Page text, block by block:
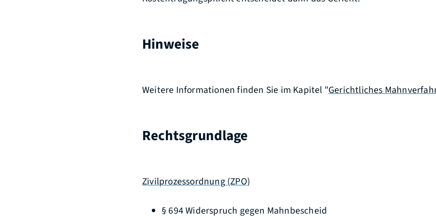
Hinweise
Weitere Informationen finden Sie im Kapitel "Gerichtliches
Rechtsgrundlage
Zivilprozessordnung (ZPO)
§ 694Widerspruch gegen Mahnbescheid